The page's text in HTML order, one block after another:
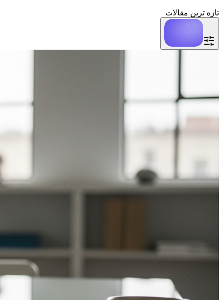
تازه ترین مقالات